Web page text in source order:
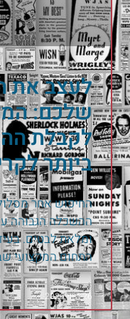
לעצב את
שלכם:
לקבלת
ביותר
החיפוש אחר
ההשכלה הגבוהה
ומלאת לבטים.
התחום המקצועי
26 ביוני 2026